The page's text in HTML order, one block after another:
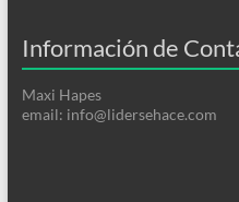
Información de
Maxi Hapes
email: info@lidersehace.com